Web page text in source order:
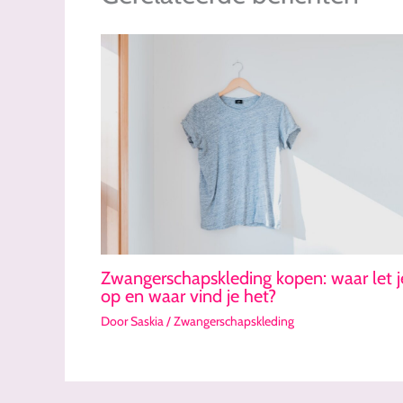
Zwangerschapskleding kopen: waar let
op en waar vind je het?
DoorSaskia/Zwangerschapskleding